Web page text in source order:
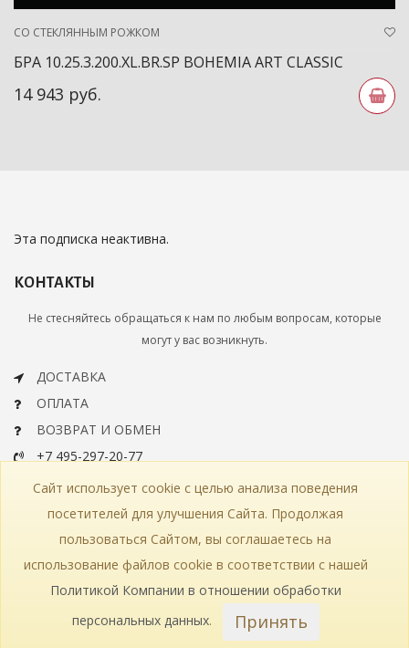
СО СТЕКЛЯННЫМ РОЖКОМ
БРА 10.25.3.200.XL.BR.SP BOHEMIA ART CLASSIC
14 943 руб.
Эта подписка неактивна.
КОНТАКТЫ
Не стесняйтесь обращаться к нам по любым вопросам, которые
могут у вас возникнуть.
ДОСТАВКА
ОПЛАТА
ВОЗВРАТ И ОБМЕН
+7 495-297-20-77
info@bohemiaartclassic.ru
СКАЧАТЬ КАТАЛОГ
КАТАЛОГ
ПОЛИТИКА КОНФИДЕНЦИАЛЬНОСТИ
СТАТЬИ
ПРОИЗВОДСТВО
© 2018—2026 Bohemia Art Classic
Сайт использует cookie с целью анализа поведения
посетителей для улучшения Сайта. Продолжая
пользоваться Сайтом, вы соглашаетесь на
использование файлов cookie в соответствии с нашей
Политикой Компании в отношении обработки
персональных данных. Принять